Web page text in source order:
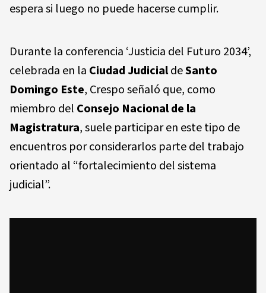
espera si luego no puede hacerse cumplir.
Durante la conferencia ‘Justicia del Futuro 2034’,
celebrada en la Ciudad JudicialdeSanto
Domingo Este, Crespo señaló que, como
miembro del Consejo Nacional de la
Magistratura, suele participar en este tipo de
encuentros por considerarlos parte del trabajo
orientado al “fortalecimiento del sistema
judicial”.